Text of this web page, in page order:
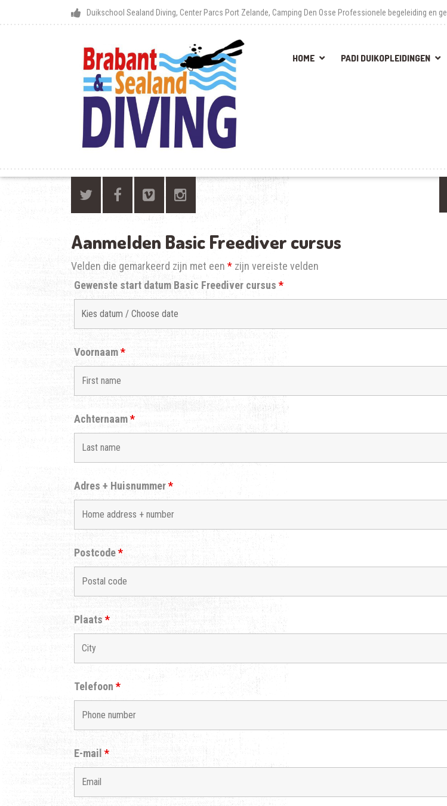
Duikschool Sealand Diving, Center Parcs Port Zelande, Camping Den Osse Professionele begeleiding en
HOME PADI DUIKOPLEIDINGEN
Aanmelden Basic Freediver cursus
Velden die gemarkeerd zijn met een *zijn vereiste velden
Gewenste start datum Basic Freediver cursus *
Voornaam*
Achternaam*
Adres + Huisnummer*
Postcode*
Plaats*
Telefoon *
E-mail *